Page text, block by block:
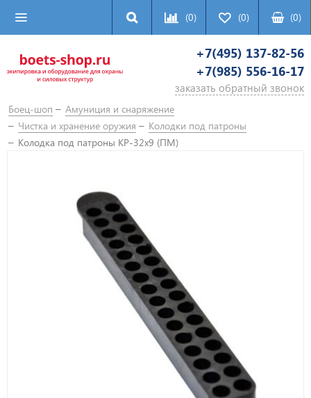
(0) (0) (0)
+7(495) 137-82-56
+7(985) 556-16-17
заказать обратный звонок
Боец-шоп
Амуниция и снаряжение
Чистка и хранение оружия
Колодки под патроны
Колодка под патроны КР-32х9 (ПМ)